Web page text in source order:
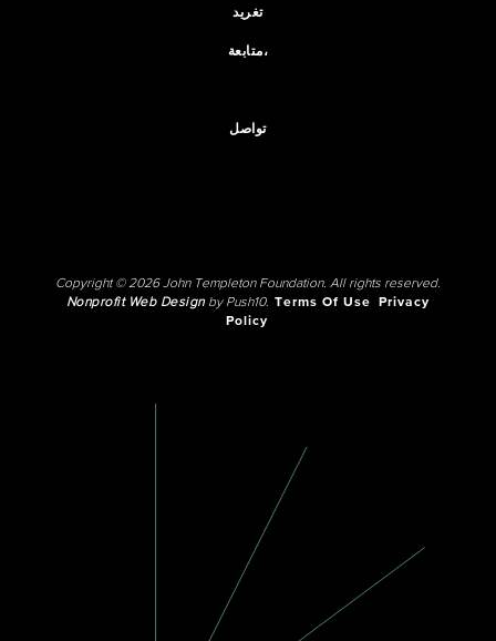
تغريد
متابعة،
تواصل
Copyright © 2026 John Templeton Foundation. All rights reserved.
Nonprofit Web Designby Push10. Terms Of Use
Privacy
Policy